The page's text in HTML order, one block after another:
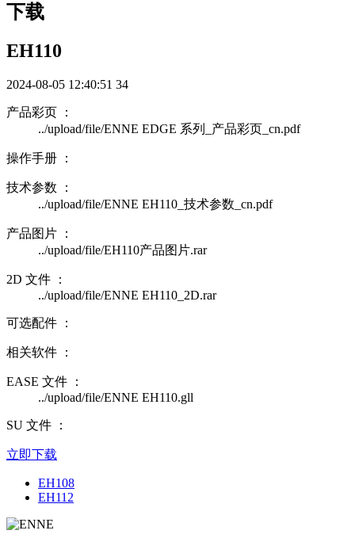
下载
EH110
2024-08-05 12:40:51 34
产品彩页 ：
../upload/file/ENNE EDGE 系列_产品彩页_cn.pdf
操作手册 ：
技术参数 ：
../upload/file/ENNE EH110_技术参数_cn.pdf
产品图片 ：
../upload/file/EH110产品图片.rar
2D 文件 ：
../upload/file/ENNE EH110_2D.rar
可选配件 ：
相关软件 ：
EASE 文件 ：
../upload/file/ENNE EH110.gll
SU 文件 ：
立即下载
EH108
EH112